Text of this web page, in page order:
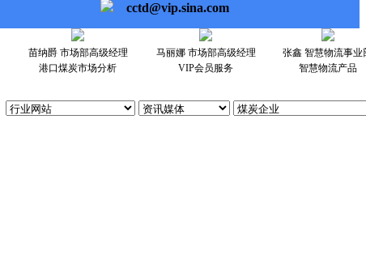
cctd@vip.sina.com
苗纳爵 市场部高级经理
港口煤炭市场分析
马丽娜 市场部高级经理
VIP会员服务
张鑫 智慧物流事业
智慧物流产品